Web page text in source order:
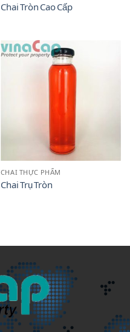
Chai Tròn Cao Cấp
CHAI THỰC PHẨM
Chai Trụ Tròn